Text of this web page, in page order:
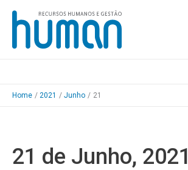
Skip
content
Home 2021 Junho 21
21 de Junho, 2021